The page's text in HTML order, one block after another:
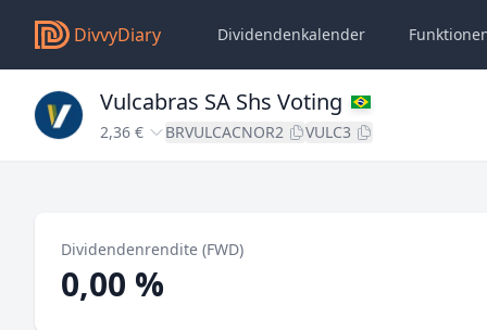
DivvyDiary Dividendenkalender
Vulcabras SA Shs Voting
2,36 € BRVULCACNOR2 VULC3
Dividendenrendite (FWD)
0,00 %